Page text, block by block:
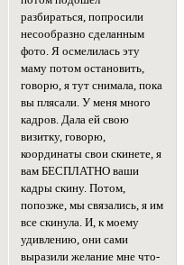
разбираться, попросили
несообразно сделанным
фото. Я осмелилась эту
маму потом остановить,
говорю, я тут снимала, пока
вы плясали. У меня много
кадров. Дала ей свою
визитку, говорю,
координаты свои скинете, я
вам БЕСПЛАТНО ваши
кадры скину. Потом,
попозже, мы связались, я им
все скинула. И, к моему
удивлению, они сами
выразили желание мне что-